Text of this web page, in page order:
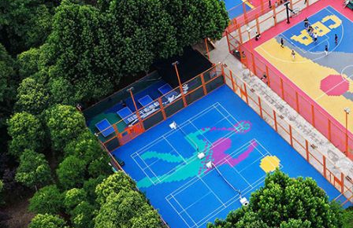
财经 教育 乡村振兴 生态环境 一带一路
大国智造 大国展会 大国保险 云顶对话 云
CCTV.节目官网 直播 节目单 栏目 片库